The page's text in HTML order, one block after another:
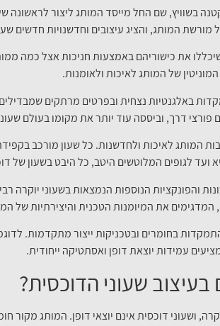
בשוויץ, שם החל מייסד המותג ליצור לראשונה
המותג, והציג עיצובים וחדשנויות חדשים
את כישוריהם באמצעות חניכות אצל כמה
של המותג לאיכות ולאומנות.
באלגנטיות נצחית ובפרטים מרתקים
דרך, וביססה עוד יותר את מקומו בעולם
המותג לאיכות ולחדשנות. כל שעון מורכב
ועד לגופים המלוטשים היטב, כל היבט בשעון
והפונקציות הנוספות הנמצאות בשעוני יוקרה
את המיומנות הטכנית והיצירתיות של
בחומרים ובטכניקות ייצור מתקדמות.
עמידות יוצאת דופן ואסתטיקה ייחודית.
שעוני הדוכסית?
ושעוני דוכסית אינם יוצאי דופן. המותג מקור